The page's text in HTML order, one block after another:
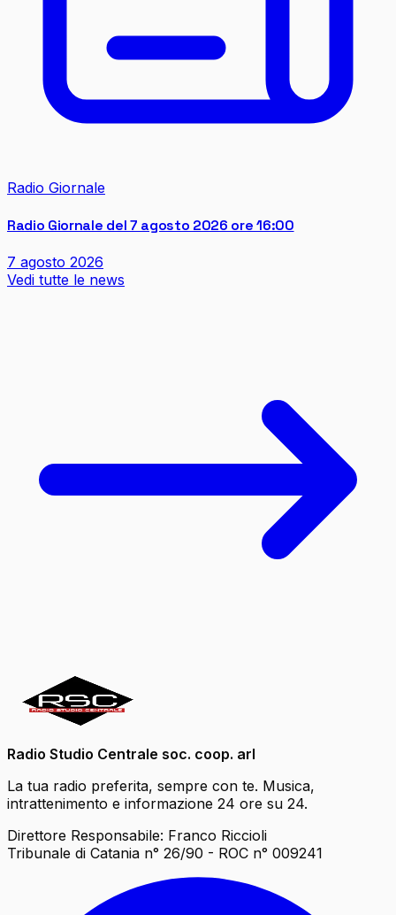
Radio Giornale
Radio Giornale del 7 agosto 2026 ore 16:00
7 agosto 2026
Vedi tutte le news
Radio Studio Centrale soc. coop. arl
La tua radio preferita, sempre con te. Musica,
intrattenimento e informazione 24 ore su 24.
Direttore Responsabile: Franco Riccioli
Tribunale di Catania n° 26/90 - ROC n° 009241